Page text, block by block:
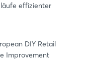
effizienter
DIY Retail
Improvement